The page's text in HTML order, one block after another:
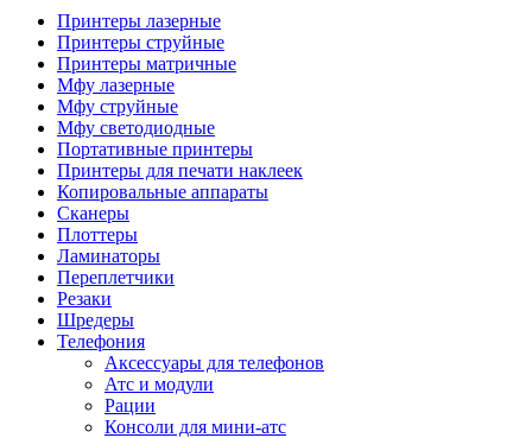
Камеры для видеоконференцсвязи
Аксессуары для видеоконференцсвязи
Системы безопасности и умный дом
Комплекты видеонаблюдения
Мониторы и видеостены
Регистраторы
Замки
Терминалы доступа
Принтеры лазерные
Принтеры струйные
Принтеры матричные
Мфу лазерные
Мфу струйные
Мфу светодиодные
Портативные принтеры
Принтеры для печати наклеек
Копировальные аппараты
Сканеры
Плоттеры
Ламинаторы
Переплетчики
Резаки
Шредеры
Телефония
Аксессуары для телефонов
Атс и модули
Рации
Консоли для мини-атс